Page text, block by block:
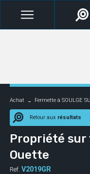
Achat Fermette à SOULGE
Retour aux résultats
Propriété sur
Ouette
Ref. V2019GR